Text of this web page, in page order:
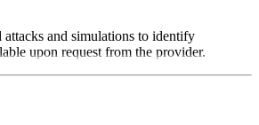
and simulations to identify
upon request from the provider.